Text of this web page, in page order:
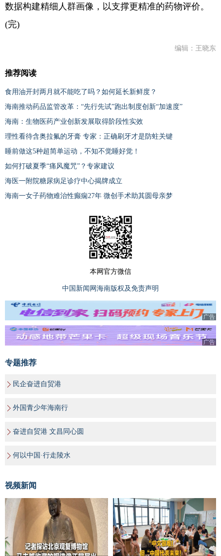
数据构建精细人群画像，以支撑更精准的药物评价。
(完)
编辑：王晓东
推荐阅读
食用油开封两月就不能吃了吗？如何延长新鲜度？
海南推动药品监管改革：“先行先试”跑出制度创新“加速度”
海南：生物医药产业创新发展取得阶段性实效
理性看待含奥拉氟的牙膏 专家：正确刷牙才是防蛀关键
睡前做这5种超简单运动，不知不觉睡好觉！
如何打破夏季“痛风魔咒”？专家建议
海医一附院糖尿病足诊疗中心揭牌成立
海南一女子药物难治性癫痫27年 微创手术助其圆母亲梦
本网官方微信
中国新闻网海南版权及免责声明
广告
广告
专题推荐
民企奋进自贸港
外国青少年海南行
奋进自贸港 文昌同心圆
何以中国·行走陵水
视频新闻